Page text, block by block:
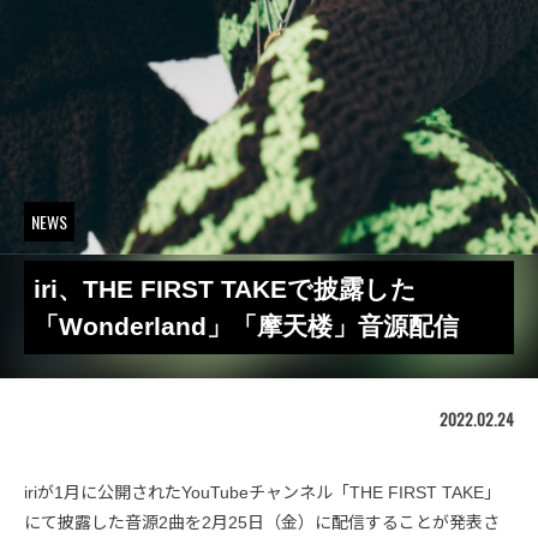
NEWS
iri、THE FIRST TAKEで披露した
「Wonderland」「摩天楼」音源配信
2022.02.24
iriが1月に公開されたYouTubeチャンネル「THE FIRST TAKE」
にて披露した音源2曲を2月25日（金）に配信することが発表さ